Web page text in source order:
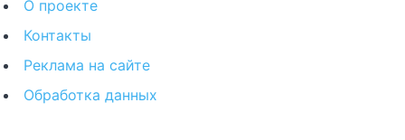
О проекте
Контакты
Реклама на сайте
Обработка данных